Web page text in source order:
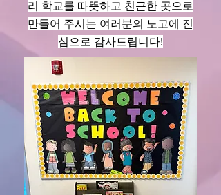
리 학교를 따뜻하고 친근한 곳으로
만들어 주시는 여러분의 노고에 진
심으로 감사드립니다!